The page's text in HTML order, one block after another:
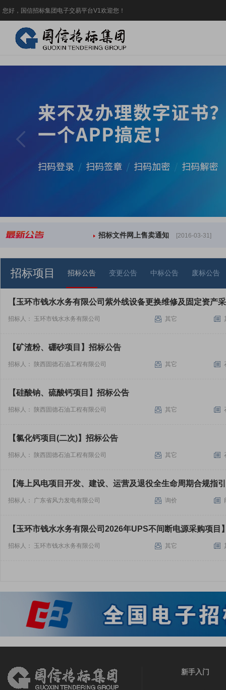
您好，国信招标集团电子交易平台V1欢迎您！
招标文件网上售卖通知 [2016-03-31]
招标项目 招标公告 变更公告 中标公告 废标公告
【玉环市钱水水务有限公司紫外线设备更换维修及固定资产
招标人： 玉环市钱水水务有限公司 其它
【矿渣粉、硼砂项目】招标公告
招标人： 陕西固德石油工程有限公司 其它
【硅酸钠、硫酸钙项目】招标公告
招标人： 陕西固德石油工程有限公司 其它
【氯化钙项目(二次)】招标公告
招标人： 陕西固德石油工程有限公司 其它
【海上风电项目开发、建设、运营及退役全生命周期合规指
招标人： 广东省风力发电有限公司 询价
【玉环市钱水水务有限公司2026年UPS不间断电源采购项目
招标人： 玉环市钱水水务有限公司 其它
新手入门